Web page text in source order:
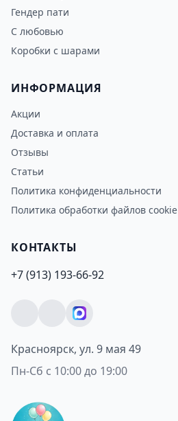
Гендер пати
С любовью
Коробки с шарами
ИНФОРМАЦИЯ
Акции
Доставка и оплата
Отзывы
Статьи
Политика конфиденциальности
Политика обработки файлов cookie
КОНТАКТЫ
+7 (913) 193-66-92
Красноярск, ул. 9 мая 49
Пн-Сб с 10:00 до 19:00